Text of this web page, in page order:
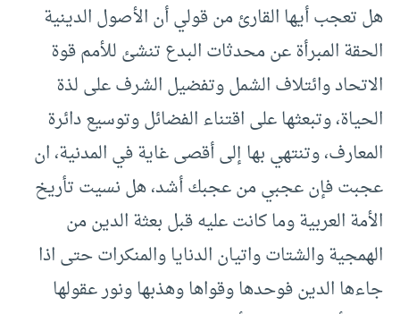
هل تعجب أيها القارئ من قولي أن الأصول الدينية
الحقة المبرأة عن محدثات البدع تنشئ للأمم قوة
الاتحاد وائتلاف الشمل وتفضيل الشرف على لذة
الحياة، وتبعثها على اقتناء الفضائل وتوسيع دائرة
المعارف، وتنتهي بها إلى أقصى غاية في المدنية، ان
عجبت فإن عجبي من عجبك أشد، هل نسيت تأريخ
الأمة العربية وما كانت عليه قبل بعثة الدين من
الهمجية والشتات واتيان الدنايا والمنكرات حتى اذا
جاءها الدين فوحدها وقواها وهذبها ونور عقولها